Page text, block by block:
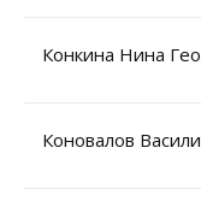
Конкина Нина
Коновалов